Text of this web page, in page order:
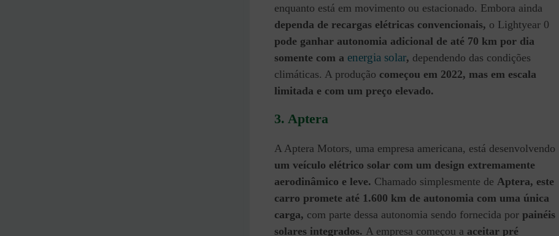
enquanto está em movimento ou estacionado. Embora ainda
dependa de recargas elétricas convencionais, o Lightyear 0
pode ganhar autonomia adicional de até 70 km por dia
somente com a energia solar, dependendo das condições
climáticas. A produção começou em 2022, mas em escala
limitada e com um preço elevado.
3. Aptera
A Aptera Motors, uma empresa americana, está desenvolvendo
um veículo elétrico solar com um design extremamente
aerodinâmico e leve. Chamado simplesmente de Aptera, este
carro promete até 1.600 km de autonomia com uma única
carga, com parte dessa autonomia sendo fornecida por painéis
solares integrados. A empresa começou a aceitar pré